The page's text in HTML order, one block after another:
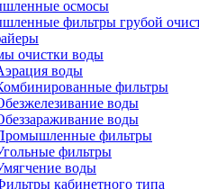
осмосы
фильтры грубой
очистки воды
воды
фильтры
воды
воды
фильтры
фильтры
воды
кабинетного типа